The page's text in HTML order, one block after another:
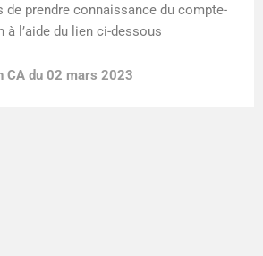
prendre connaissance du compte-
à l’aide du lien ci-dessous
CA du 02 mars 2023